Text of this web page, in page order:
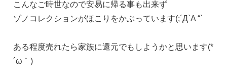
こんなご時世なので安易に帰る事も出来ず
ゾノコレクションがほこりをかぶっています(;´Д`A “`
ある程度売れたら家族に還元でもしようかと思います(*
´ω｀)